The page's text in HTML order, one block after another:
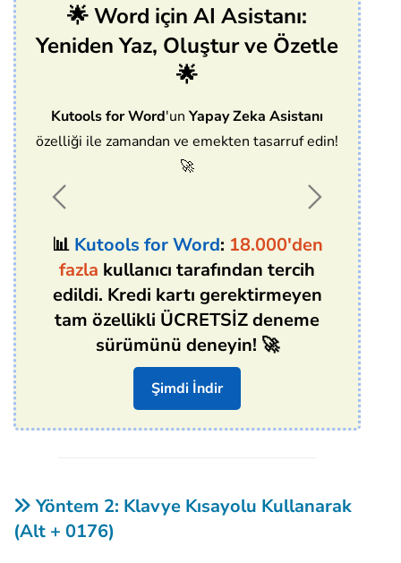
🌟 Word için AI Asistanı:
Yeniden Yaz, Oluştur ve Özetle
🌟
Kutools for Word'un Yapay Zeka Asistanı
özelliği ile zamandan ve emekten tasarruf edin!
🚀
📊 Kutools for Word: 18.000'den
fazla kullanıcı tarafından tercih
edildi. Kredi kartı gerektirmeyen
tam özellikli ÜCRETSİZ deneme
sürümünü deneyin! 🚀
Şimdi İndir
Yöntem 2: Klavye Kısayolu Kullanarak
(Alt + 0176)